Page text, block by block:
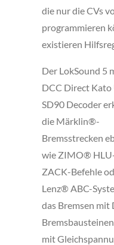
die nur die CVs
programmieren
existieren
Der LokSound 5
DCC Direct Kato
SD90 Decoder
die Märklin®-
Bremsstrecken
wie ZIMO®
ZACK-Befehle
Lenz® ABC-
das Bremsen mit
mit